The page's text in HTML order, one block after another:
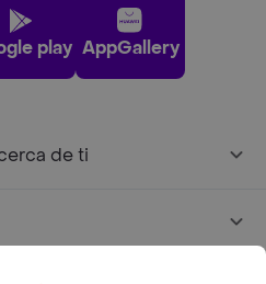
play AppGallery
de ti